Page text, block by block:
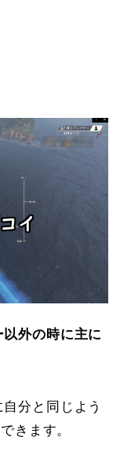
外の時に主に
分と同じよう
きます。